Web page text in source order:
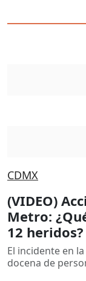
CDMX
(VIDEO)
Metro:
12 heridos?
El incidente en
docena de